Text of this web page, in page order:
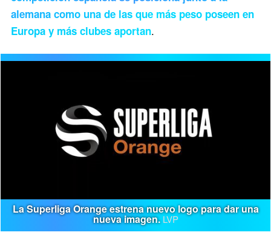
alemana como una de las que más peso poseen en
Europa y más clubes aportan.
La Superliga Orange estrena nuevo logo para dar una
nueva imagen.LVP